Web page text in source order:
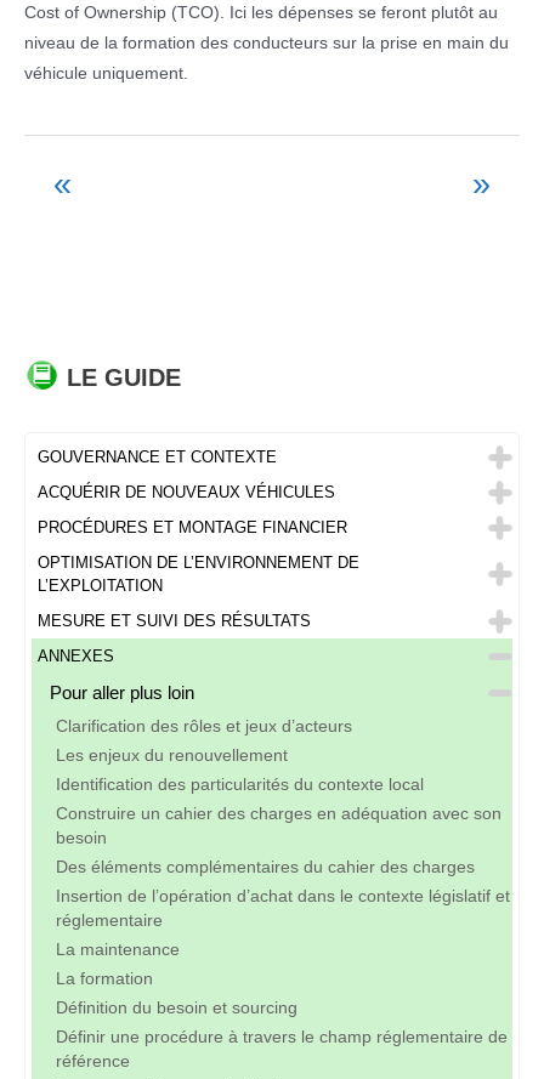
LE GUIDE
GOUVERNANCE ET CONTEXTE
ACQUÉRIR DE NOUVEAUX VÉHICULES
PROCÉDURES ET MONTAGE FINANCIER
OPTIMISATION DE L’ENVIRONNEMENT DE
L’EXPLOITATION
MESURE ET SUIVI DES RÉSULTATS
ANNEXES
Pour aller plus loin
Clarification des rôles et jeux d’acteurs
Les enjeux du renouvellement
Identification des particularités du contexte local
Construire un cahier des charges en adéquation avec son
besoin
Des éléments complémentaires du cahier des charges
Insertion de l’opération d’achat dans le contexte législatif et
réglementaire
La maintenance
La formation
Définition du besoin et sourcing
Définir une procédure à travers le champ réglementaire de
référence
Cost of Ownership (TCO). Ici les dépenses se feront plutôt au
niveau de la formation des conducteurs sur la prise en main du
véhicule uniquement.
« »